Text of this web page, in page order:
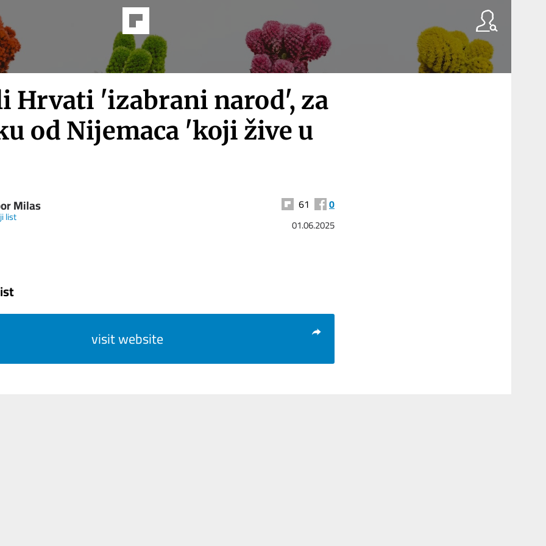
Hrvati 'izabrani narod', za
od Nijemaca 'koji žive u
Milas
list
61 0
01.06.2025
visit website